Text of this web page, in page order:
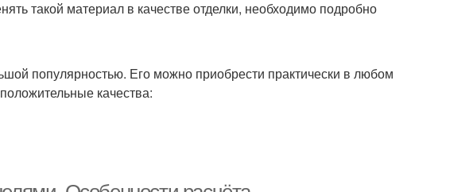
Панели для дизайна Панели для кухни
такой материал в качестве отделки, необходимо подробно
популярностью. Его можно приобрести практически в любом
качества: